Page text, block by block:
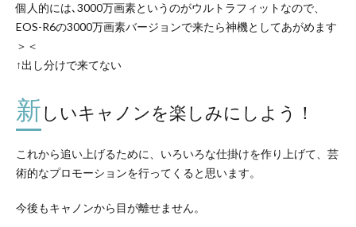
個人的には､3000万画素というのがウルトラフィットなので、
EOS-R6の3000万画素バージョンで来たら神機としてあがめます
＞＜
↑出し分けで来てない
新しいキャノンを楽しみにしよう！
これから追い上げるために、いろいろな仕掛けを作り上げて、芸
術的なプロモーションを行ってくると思います。
今後もキャノンから目が離せません。